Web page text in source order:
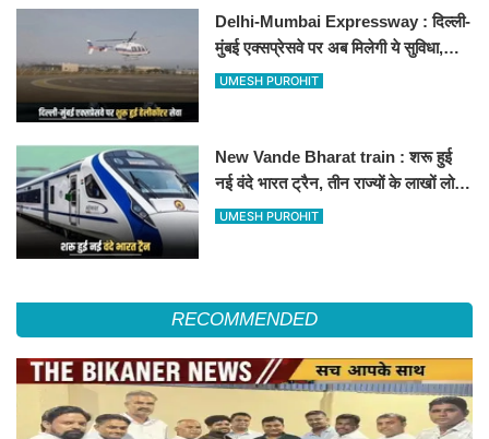
Delhi-Mumbai Expressway : दिल्ली-
मुंबई एक्सप्रेसवे पर अब मिलेगी ये सुविधा,
हेलीकॉप्टर सर्विस से तुरंत घायल पहुंचेगा
UMESH PUROHIT
New Vande Bharat train : शरू हुई
नई वंदे भारत ट्रैन, तीन राज्यों के लाखों लोगों
का सफर होगा आसान, देखें पूरा रूटमैप
UMESH PUROHIT
RECOMMENDED